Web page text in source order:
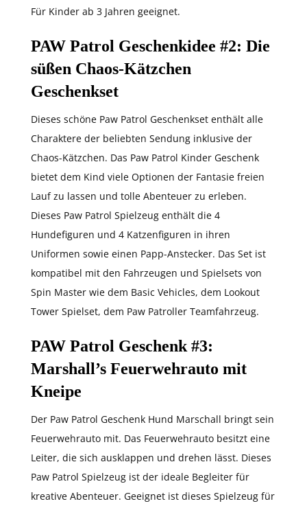
Für Kinder ab 3 Jahren geeignet.
PAW Patrol Geschenkidee #2: Die
süßen Chaos-Kätzchen
Geschenkset
Dieses schöne Paw Patrol Geschenkset enthält alle
Charaktere der beliebten Sendung inklusive der
Chaos-Kätzchen. Das Paw Patrol Kinder Geschenk
bietet dem Kind viele Optionen der Fantasie freien
Lauf zu lassen und tolle Abenteuer zu erleben.
Dieses Paw Patrol Spielzeug enthält die 4
Hundefiguren und 4 Katzenfiguren in ihren
Uniformen sowie einen Papp-Anstecker. Das Set ist
kompatibel mit den Fahrzeugen und Spielsets von
Spin Master wie dem Basic Vehicles, dem Lookout
Tower Spielset, dem Paw Patroller Teamfahrzeug.
PAW Patrol Geschenk #3:
Marshall’s Feuerwehrauto mit
Kneipe
Der Paw Patrol Geschenk Hund Marschall bringt sein
Feuerwehrauto mit. Das Feuerwehrauto besitzt eine
Leiter, die sich ausklappen und drehen lässt. Dieses
Paw Patrol Spielzeug ist der ideale Begleiter für
kreative Abenteuer. Geeignet ist dieses Spielzeug für